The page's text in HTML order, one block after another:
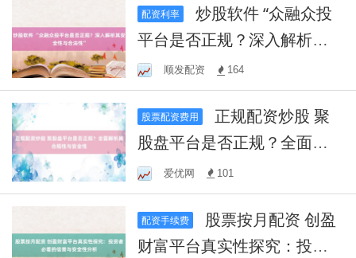
配资利率
炒股软件 “众融众投
平台是否正规？深入解析其
安全性与合法性”
顺发配资 164
股票配资费用
股盘平台是否正规？全面解
析其合规性与安全性
爱优网 101
配资手续费
财富平台真实性探究：投资